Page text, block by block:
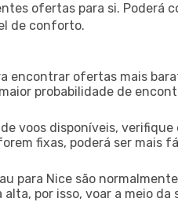
ofertas para si. Poderá
de conforto.
encontrar ofertas mais
probabilidade de
voos disponíveis, verifique
fixas, poderá ser mais
para Nice são
por isso, voar a meio da